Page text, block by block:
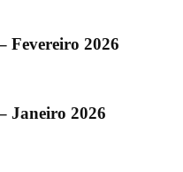
Fevereiro 2026
Janeiro 2026